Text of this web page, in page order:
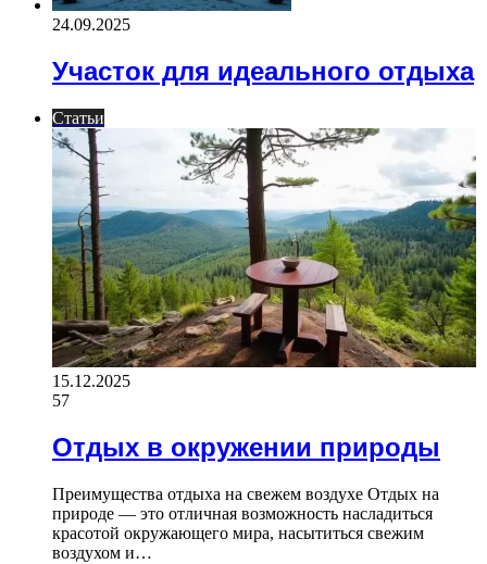
24.09.2025
Участок для идеального отдыха
Статьи
15.12.2025
57
Отдых в окружении природы
Преимущества отдыха на свежем воздухе Отдых на
природе — это отличная возможность насладиться
красотой окружающего мира, насытиться свежим
воздухом и…